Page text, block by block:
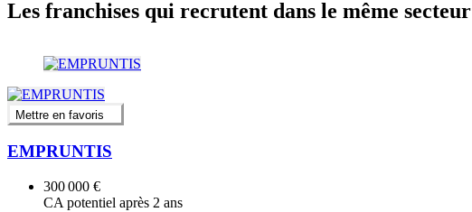
Les franchises qui recrutent dans le même secteur
Mettre en favoris
EMPRUNTIS
300 000 €
CA potentiel après 2 ans